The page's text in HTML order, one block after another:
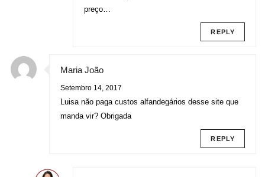
preço…
REPLY
Maria João
Setembro 14, 2017
Luisa não paga custos alfandegários desse site que
manda vir? Obrigada
REPLY